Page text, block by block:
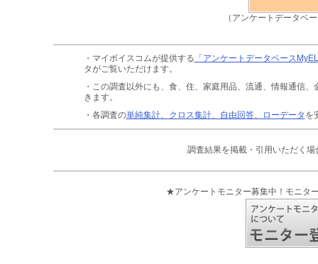
（アンケートデータベ
・マイボイスコムが提供する 「アンケートデータベース
タがご覧いただけます。
・この調査以外にも、食、住、家庭用品、流通、情報通信、
きます。
・各調査の単純集計、クロス集計、自由回答、ローデータ を
調査結果を掲載・引用いただく場
★アンケートモニター募集中！モニタ